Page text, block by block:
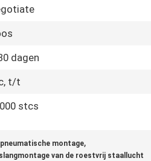
dagen
t/t
stcs
pneumatische montage,
van de roestvrij staallucht